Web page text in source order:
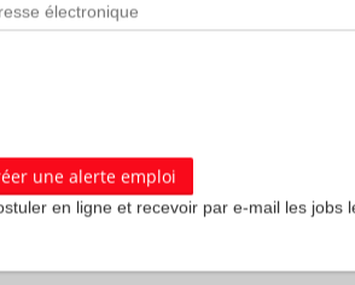
en ligne et recevoir par e-mail les jobs
- -------------------------- Répondre aux
et renforcer notre souveraineté
Data Management H/F
21.07.2026
- -------------------------- Assystem figure
trois leaders mondiaux d'ingénierie